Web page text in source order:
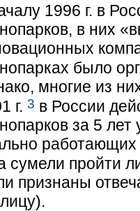
1996 г. в
в них
было
многие из
г. 3 в России
за 5
сумели пройти
признаны